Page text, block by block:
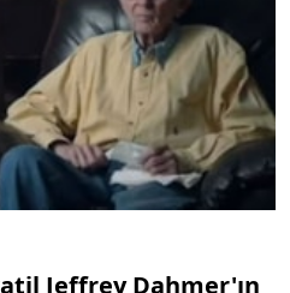
Jeffrey Dahmer'ın